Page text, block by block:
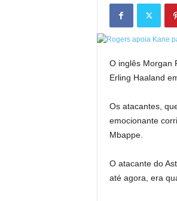
O inglês Morgan
Erling Haaland
Os atacantes,
emocionante
Mbappe.
O atacante do
até agora, era